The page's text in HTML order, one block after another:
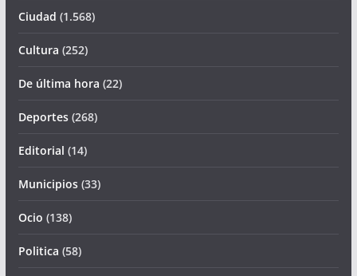
Ciudad (1.568)
Cultura (252)
De última hora (22)
Deportes(268)
Editorial (14)
Municipios(33)
Ocio (138)
Politica (58)